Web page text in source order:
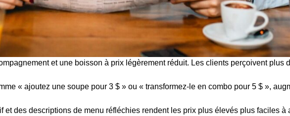
et une boisson à prix légèrement réduit. Les clients perçoivent plus
« ajoutez une soupe pour 3 $ » ou « transformez-le en combo pour 5 $ »,
et des descriptions de menu réfléchies rendent les prix plus élevés plus faciles à